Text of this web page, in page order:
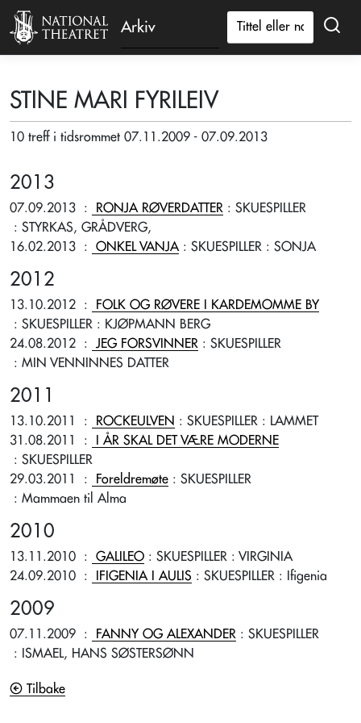
Arkiv
STINE MARI FYRILEIV
10 treff i tidsrommet 07.11.2009 - 07.09.2013
2013
07.09.2013 : RONJA RØVERDATTER : SKUESPILLER
: STYRKAS, GRÅDVERG,
16.02.2013 : ONKEL VANJA : SKUESPILLER : SONJA
2012
13.10.2012 :
FOLK OG RØVERE I KARDEMOMME BY
: SKUESPILLER : KJØPMANN BERG
24.08.2012 : JEG FORSVINNER : SKUESPILLER
: MIN VENNINNES DATTER
2011
13.10.2011 : ROCKEULVEN : SKUESPILLER : LAMMET
31.08.2011
:
I ÅR SKAL DET VÆRE MODERNE
: SKUESPILLER
29.03.2011
: Foreldremøte : SKUESPILLER
: Mammaen til Alma
2010
13.11.2010 : GALILEO : SKUESPILLER : VIRGINIA
24.09.2010 : IFIGENIA I AULIS : SKUESPILLER : Ifigenia
2009
07.11.2009 : FANNY OG ALEXANDER : SKUESPILLER
: ISMAEL, HANS SØSTERSØNN
Tilbake